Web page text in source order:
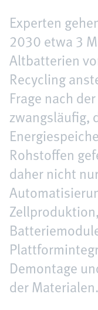
Experten
2030 etwa 3
Altbatterien
Recycling
Frage nach
zwangsläufig,
Rohstoffen
daher nicht
Demontage
der Materialen.